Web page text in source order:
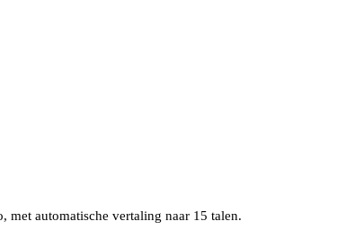
automatische vertaling naar 15 talen.